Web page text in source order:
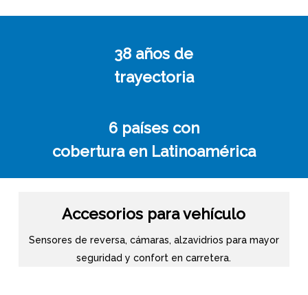
38 años de
trayectoria
6 países con
cobertura en Latinoamérica
Accesorios para vehículo
Sensores de reversa, cámaras, alzavidrios para mayor
seguridad y confort en carretera.